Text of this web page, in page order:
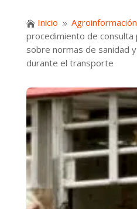
 Inicio 9 Agroinformación
procedimiento de consulta
sobre normas de sanidad
durante el transporte